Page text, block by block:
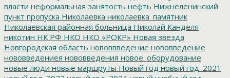
власти неформальная занятость нефть Нижнеленинский
пункт пропуска Николаевка николаевка_памятник
Николаевская районная больница Николай Канделя
никотин НК РФ НКО НКО «РОКР» Новая звезда
Новгородская область нововвведение нововведение
нововведениея нововведения новое_оборудование
новые люди новые маршруты Новый год новый год_2021